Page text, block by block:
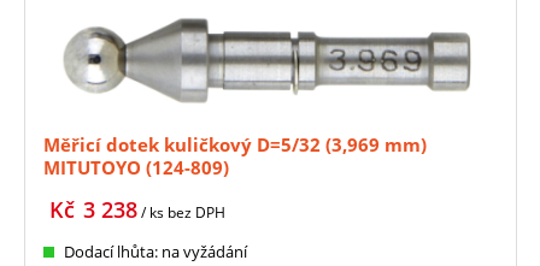
Měřicí dotek kuličkový D=5/32 (3,969 mm)
MITUTOYO (124-809)
3 238
Kč / ks bez DPH
Dodací lhůta: na vyžádání